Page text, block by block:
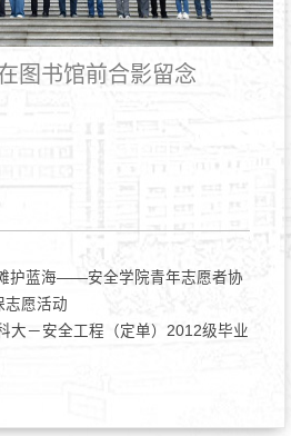
图书馆前合影留念
护蓝海——安全学院青年志愿者协
志愿活动
大－安全工程（定单）2012级毕业